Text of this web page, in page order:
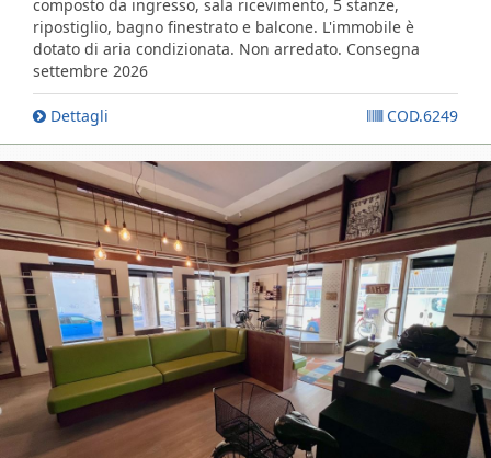
composto da ingresso, sala ricevimento, 5 stanze,
ripostiglio, bagno finestrato e balcone. L'immobile è
dotato di aria condizionata. Non arredato. Consegna
settembre 2026
COD.6249
Dettagli